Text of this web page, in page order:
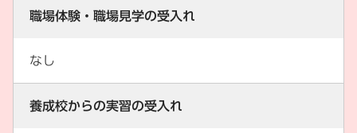
職場体験・職場見学の受入れ
なし
養成校からの実習の受入れ